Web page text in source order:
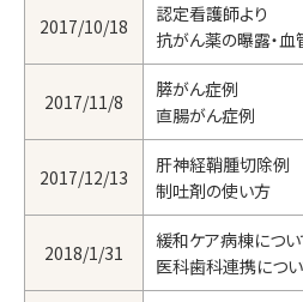
2017/10/18
認定看護師より
抗がん薬の曝露・
2017/11/8
膵がん症例
直腸がん症例
2017/12/13
肝神経鞘腫切除例
制吐剤の使い方
2018/1/31
緩和ケア病棟につい
医科歯科連携につ